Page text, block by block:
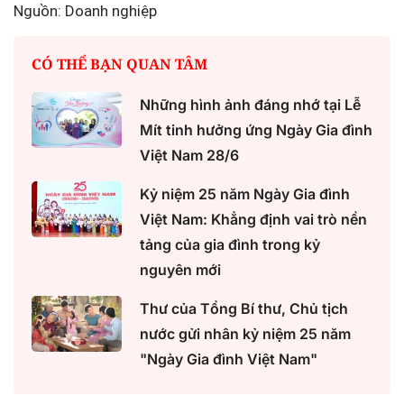
Nguồn: Doanh nghiệp
CÓ THỂ BẠN QUAN TÂM
Những hình ảnh đáng nhớ tại Lễ
Mít tinh hưởng ứng Ngày Gia đình
Việt Nam 28/6
Kỷ niệm 25 năm Ngày Gia đình
Việt Nam: Khẳng định vai trò nền
tảng của gia đình trong kỷ
nguyên mới
Thư của Tổng Bí thư, Chủ tịch
nước gửi nhân kỷ niệm 25 năm
"Ngày Gia đình Việt Nam"